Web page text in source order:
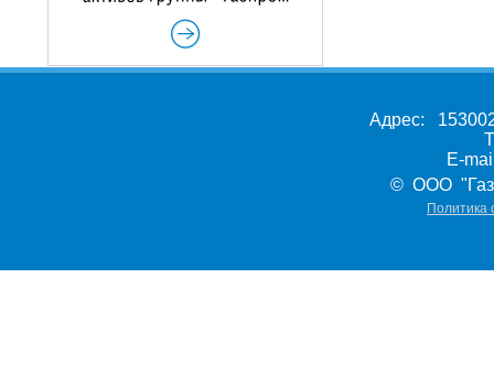
Адрес:
E-
© ООО
Политика